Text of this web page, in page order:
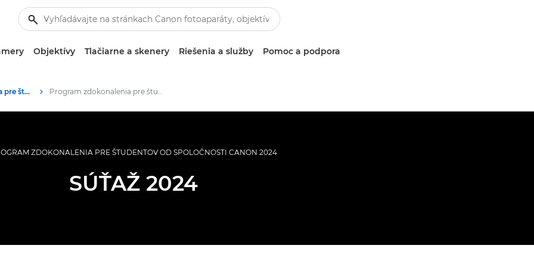
Objektívy Tlačiarne a skenery Riešenia a služby Pomoc a podpora
Program zdokonalenia pre študentov Program zdokonalenia pre študentov – zmluvné podmienky
ZDOKONALENIA PRE ŠTUDENTOV OD SPOLOČNOSTI CANON 2024
SÚŤAŽ 2024